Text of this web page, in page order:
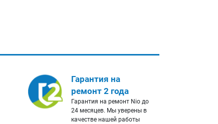
Гарантия на
ремонт 2 года
Гарантия на ремонт Nio до
24 месяцев. Мы уверены в
качестве нашей работы